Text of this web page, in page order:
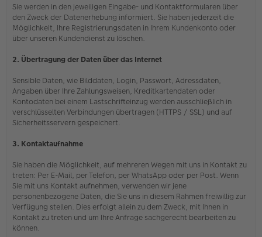
Sie werden in den jeweiligen Eingabe- und Kontaktformularen über
den Zweck der Datenerhebung informiert. Sie haben jederzeit die
Möglichkeit, Ihre Registrierungsdaten in Ihrem Kundenkonto oder
über unseren Kundendienst zu löschen.
2. Übertragung der Daten über das Internet
Sensible Daten, wie Bilddaten, Login, Passwort, Adressdaten,
Angaben über Ihre Zahlungsweisen, Kreditkartendaten oder
Kontodaten bei einem Lastschrifteinzug werden ausschließlich in
verschlüsselten Verbindungen übertragen (HTTPS / SSL) und auf
Sicherheitsservern gespeichert.
3. Kontaktaufnahme
Sie haben die Möglichkeit, auf mehreren Wegen mit uns in Kontakt zu
treten: Per E-Mail, per Telefon, per WhatsApp oder per Post. Wenn
Sie mit uns Kontakt aufnehmen, verwenden wir jene
personenbezogene Daten, die Sie uns in diesem Rahmen freiwillig zur
Verfügung stellen. Dies erfolgt allein zu dem Zweck, mit Ihnen in
Kontakt zu treten und um Ihre Anfrage sachgerecht bearbeiten zu
können.